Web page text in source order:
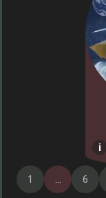
1
... 6